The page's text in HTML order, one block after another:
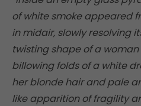
of white smoke appeared
in midair, slowly resolving
twisting shape of a
billowing folds of a white
her blonde hair and pale
like apparition of fragility